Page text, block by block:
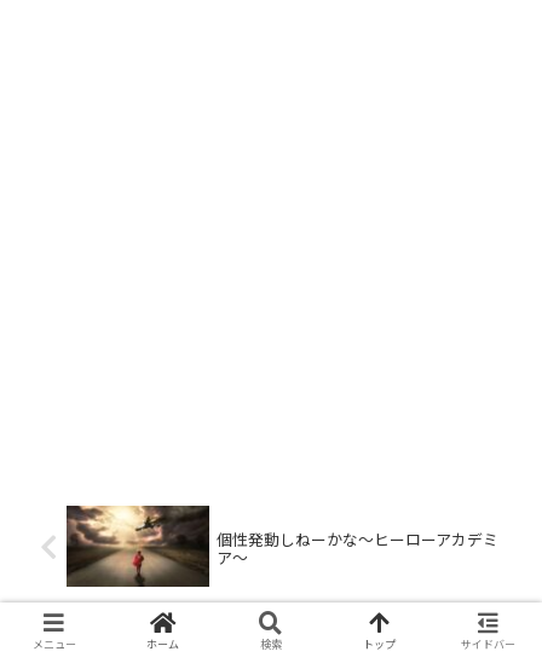
個性発動しねーかな～ヒーローアカデミ
ア～
こんなとこにもムレスナティー
メニュー ホーム 検索 トップ サイドバー